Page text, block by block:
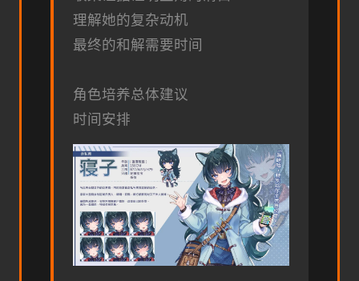
理解她的复杂动机
最终的和解需要时间
角色培养总体建议
时间安排